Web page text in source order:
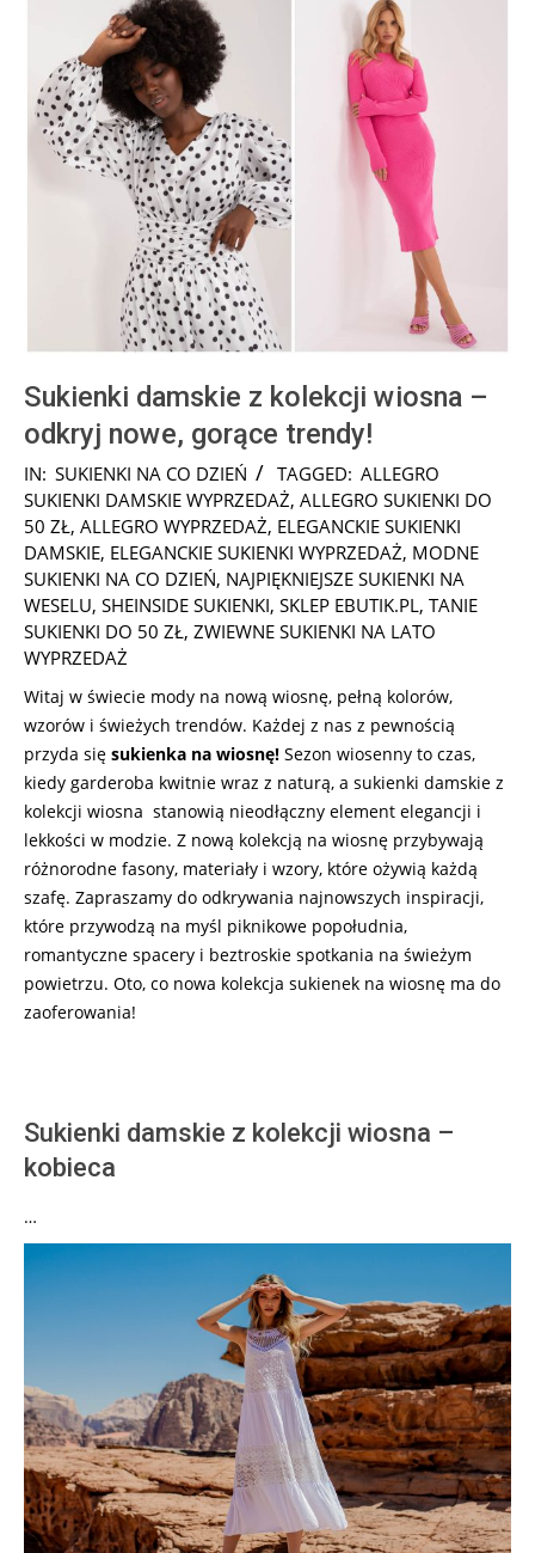
Sukienki damskie z kolekcji wiosna –
odkryj nowe, gorące trendy!
2025-
10-
07
IN: SUKIENKI NA CO DZIEŃ TAGGED: ALLEGRO
SUKIENKI DAMSKIE WYPRZEDAŻ, ALLEGRO SUKIENKI DO
50 ZŁ, ALLEGRO WYPRZEDAŻ, ELEGANCKIE SUKIENKI
DAMSKIE, ELEGANCKIE SUKIENKI WYPRZEDAŻ, MODNE
SUKIENKI NA CO DZIEŃ, NAJPIĘKNIEJSZE SUKIENKI NA
WESELU, SHEINSIDE SUKIENKI, SKLEP EBUTIK.PL, TANIE
SUKIENKI DO 50 ZŁ, ZWIEWNE SUKIENKI NA LATO
WYPRZEDAŻ
Witaj w świecie mody na nową wiosnę, pełną kolorów,
wzorów i świeżych trendów. Każdej z nas z pewnością
przyda się sukienka na wiosnę! Sezon wiosenny to czas,
kiedy garderoba kwitnie wraz z naturą, a sukienki damskie z
kolekcji wiosna stanowią nieodłączny element elegancji i
lekkości w modzie. Z nową kolekcją na wiosnę przybywają
różnorodne fasony, materiały i wzory, które ożywią każdą
szafę. Zapraszamy do odkrywania najnowszych inspiracji,
które przywodzą na myśl piknikowe popołudnia,
romantyczne spacery i beztroskie spotkania na świeżym
powietrzu. Oto, co nowa kolekcja sukienek na wiosnę ma do
zaoferowania!
Sukienki damskie z kolekcji wiosna –
kobieca
…